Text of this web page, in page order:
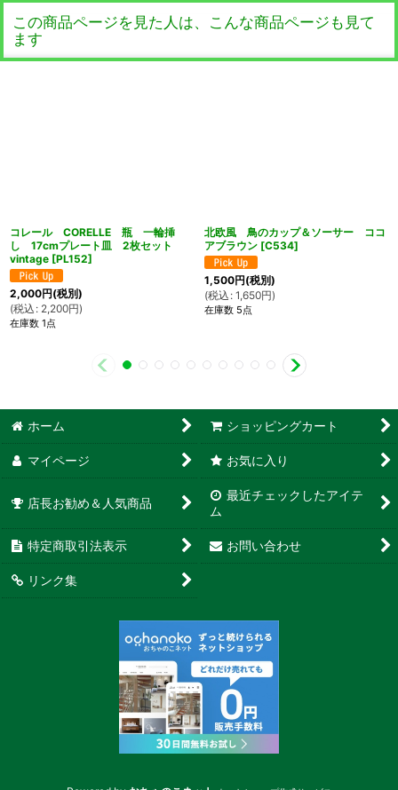
この商品ページを見た人は、こんな商品ページも見て
ます
コレール CORELLE 瓶 一輪挿
し 17cmプレート皿 2枚セット
vintage [PL152]
2,000円(税別)
(税込 : 2,200円)
在庫数 1点
北欧風 鳥のカップ＆ソーサー ココ
アブラウン [C534]
1,500円(税別)
(税込 : 1,650円)
在庫数 5点
ホーム ショッピングカート
マイページ お気に入り
店長お勧め＆人気商品
最近チェックしたアイテ
ム
特定商取引法表示 お問い合わせ
リンク集